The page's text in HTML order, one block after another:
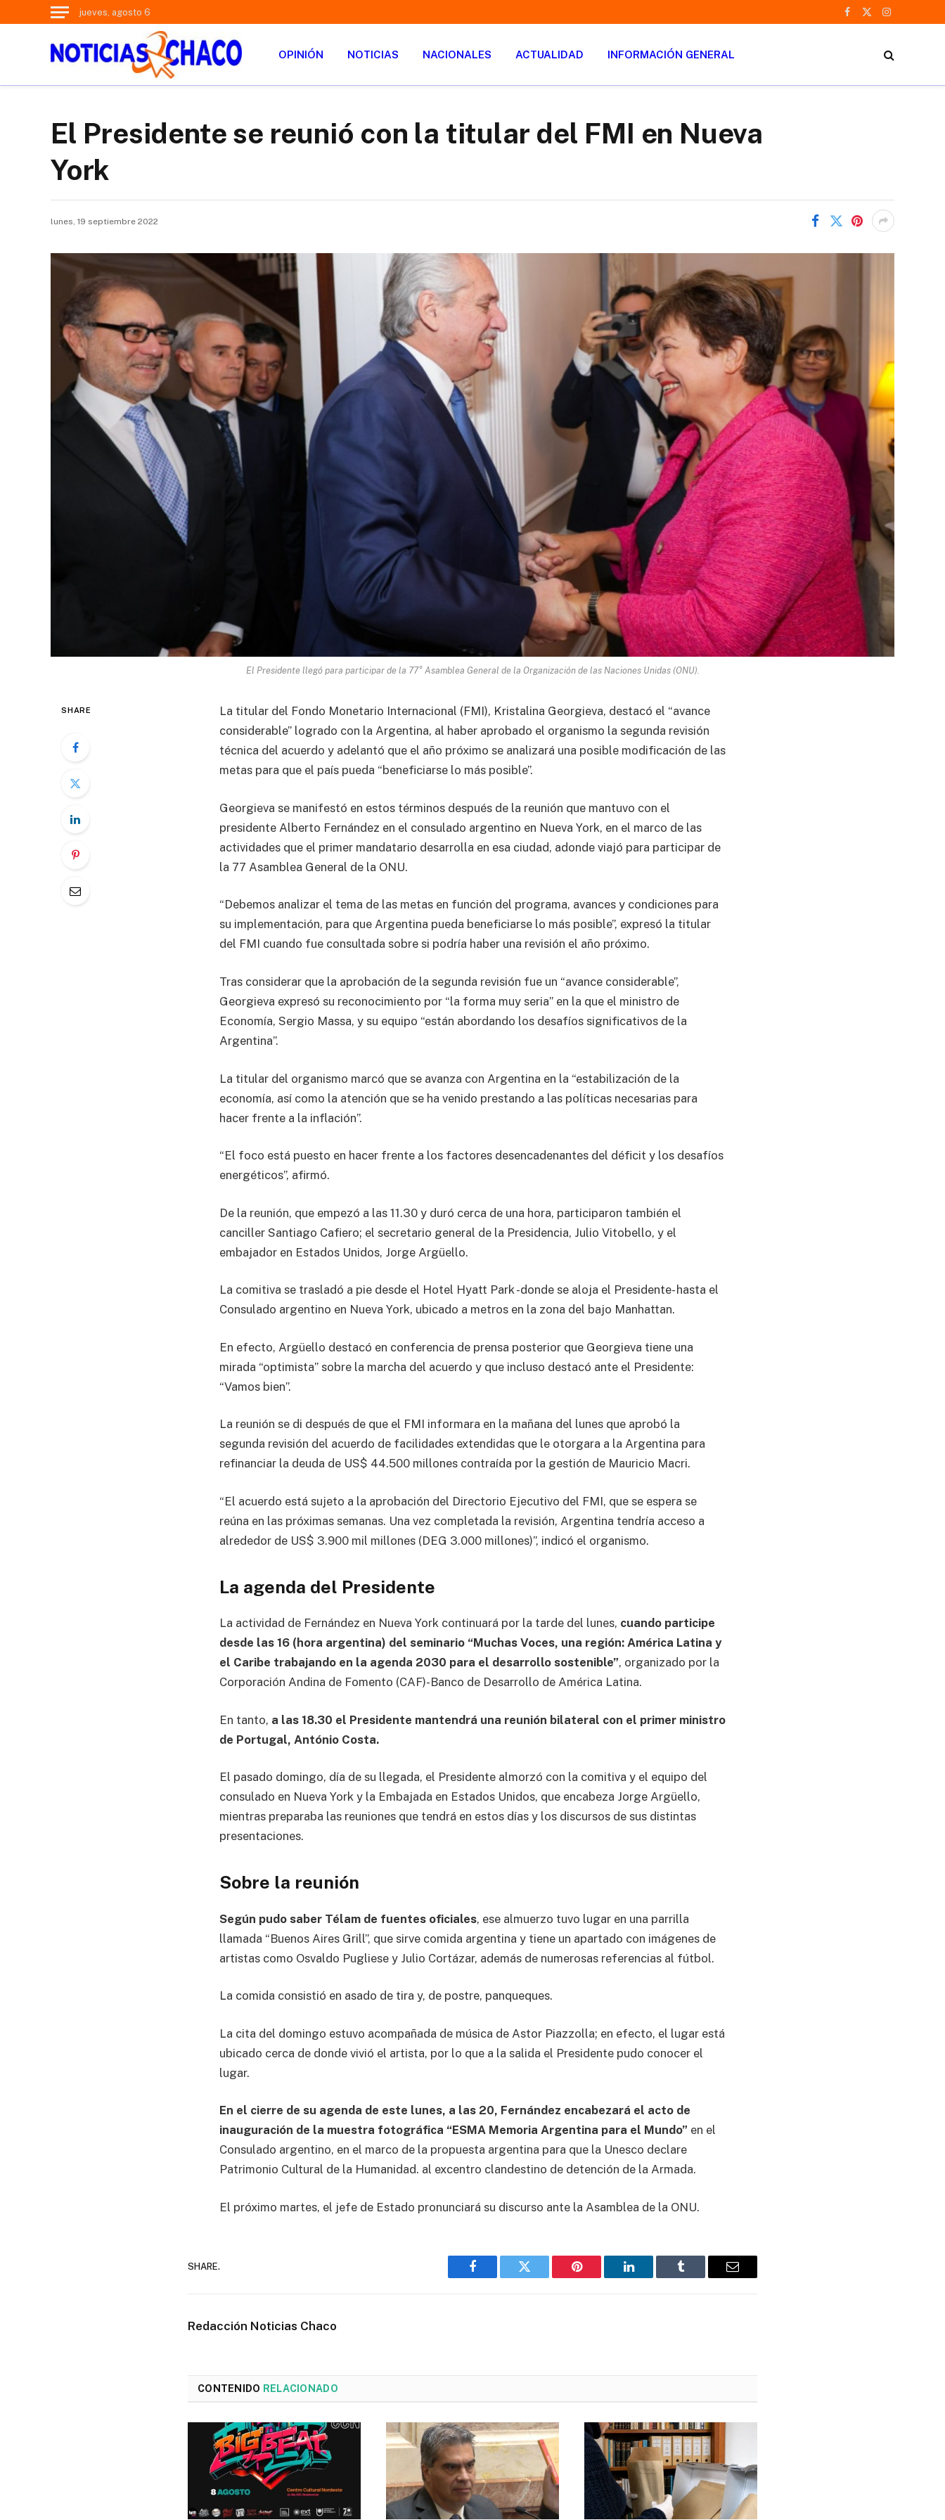
jueves, agosto 6
Facebook
X
Instagram
OPINIÓN NOTICIAS NACIONALES ACTUALIDAD INFORMACIÓN GENERAL
El Presidente se reunió con la titular del FMI en Nueva
York
lunes, 19 septiembre 2022
El Presidente llegó para participar de la 77° Asamblea General de la Organización de las Naciones Unidas (ONU).
SHARE
La titular del Fondo Monetario Internacional (FMI), Kristalina Georgieva, destacó el “avance
considerable” logrado con la Argentina, al haber aprobado el organismo la segunda revisión
técnica del acuerdo y adelantó que el año próximo se analizará una posible modificación de las
metas para que el país pueda “beneficiarse lo más posible”.
Georgieva se manifestó en estos términos después de la reunión que mantuvo con el
presidente Alberto Fernández en el consulado argentino en Nueva York, en el marco de las
actividades que el primer mandatario desarrolla en esa ciudad, adonde viajó para participar de
la 77 Asamblea General de la ONU.
“Debemos analizar el tema de las metas en función del programa, avances y condiciones para
su implementación, para que Argentina pueda beneficiarse lo más posible”, expresó la titular
del FMI cuando fue consultada sobre si podría haber una revisión el año próximo.
Tras considerar que la aprobación de la segunda revisión fue un “avance considerable”,
Georgieva expresó su reconocimiento por “la forma muy seria” en la que el ministro de
Economía, Sergio Massa, y su equipo “están abordando los desafíos significativos de la
Argentina”.
La titular del organismo marcó que se avanza con Argentina en la “estabilización de la
economía, así como la atención que se ha venido prestando a las políticas necesarias para
hacer frente a la inflación”.
“El foco está puesto en hacer frente a los factores desencadenantes del déficit y los desafíos
energéticos”, afirmó.
De la reunión, que empezó a las 11.30 y duró cerca de una hora, participaron también el
canciller Santiago Cafiero; el secretario general de la Presidencia, Julio Vitobello, y el
embajador en Estados Unidos, Jorge Argüello.
La comitiva se trasladó a pie desde el Hotel Hyatt Park -donde se aloja el Presidente- hasta el
Consulado argentino en Nueva York, ubicado a metros en la zona del bajo Manhattan.
En efecto, Argüello destacó en conferencia de prensa posterior que Georgieva tiene una
mirada “optimista” sobre la marcha del acuerdo y que incluso destacó ante el Presidente:
“Vamos bien”.
La reunión se di después de que el FMI informara en la mañana del lunes que aprobó la
segunda revisión del acuerdo de facilidades extendidas que le otorgara a la Argentina para
refinanciar la deuda de US$ 44.500 millones contraída por la gestión de Mauricio Macri.
“El acuerdo está sujeto a la aprobación del Directorio Ejecutivo del FMI, que se espera se
reúna en las próximas semanas. Una vez completada la revisión, Argentina tendría acceso a
alrededor de US$ 3.900 mil millones (DEG 3.000 millones)”, indicó el organismo.
La agenda del Presidente
La actividad de Fernández en Nueva York continuará por la tarde del lunes, cuando participe
desde las 16 (hora argentina) del seminario “Muchas Voces, una región: América Latina y
el Caribe trabajando en la agenda 2030 para el desarrollo sostenible”, organizado por la
Corporación Andina de Fomento (CAF)-Banco de Desarrollo de América Latina.
En tanto, a las 18.30 el Presidente mantendrá una reunión bilateral con el primer ministro
de Portugal, António Costa.
El pasado domingo, día de su llegada, el Presidente almorzó con la comitiva y el equipo del
consulado en Nueva York y la Embajada en Estados Unidos, que encabeza Jorge Argüello,
mientras preparaba las reuniones que tendrá en estos días y los discursos de sus distintas
presentaciones.
Sobre la reunión
Según pudo saber Télam de fuentes oficiales, ese almuerzo tuvo lugar en una parrilla
llamada “Buenos Aires Grill”, que sirve comida argentina y tiene un apartado con imágenes de
artistas como Osvaldo Pugliese y Julio Cortázar, además de numerosas referencias al fútbol.
La comida consistió en asado de tira y, de postre, panqueques.
La cita del domingo estuvo acompañada de música de Astor Piazzolla; en efecto, el lugar está
ubicado cerca de donde vivió el artista, por lo que a la salida el Presidente pudo conocer el
lugar.
En el cierre de su agenda de este lunes, a las 20, Fernández encabezará el acto de
inauguración de la muestra fotográfica “ESMA Memoria Argentina para el Mundo” en el
Consulado argentino, en el marco de la propuesta argentina para que la Unesco declare
Patrimonio Cultural de la Humanidad. al excentro clandestino de detención de la Armada.
El próximo martes, el jefe de Estado pronunciará su discurso ante la Asamblea de la ONU.
SHARE.
Facebook Twitter Pinterest LinkedIn Tumblr Email
Redacción Noticias Chaco
CONTENIDO RELACIONADO